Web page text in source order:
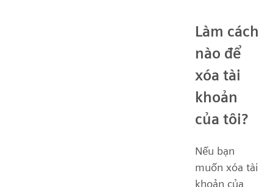
Làm cách
nào để
xóa tài
khoản
của tôi?
Nếu bạn
muốn xóa tài
khoản của